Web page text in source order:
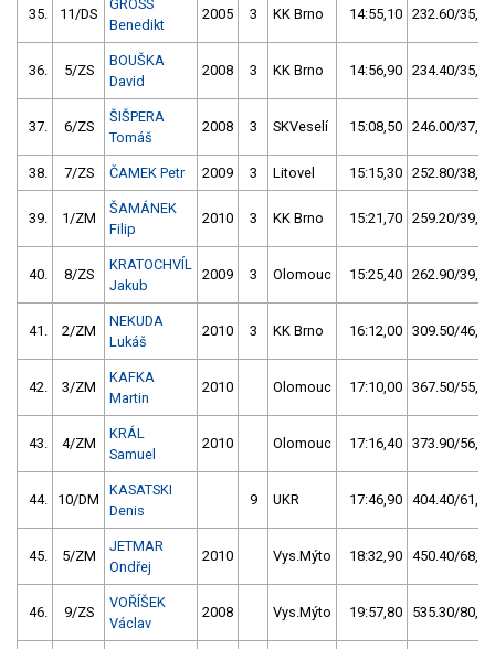
35. 11/DS
GROSS
Benedikt
2005 3 KK Brno 14:55,10 232.60/35,1
36. 5/ZS
BOUŠKA
David
2008 3 KK Brno 14:56,90 234.40/35,4
37. 6/ZS
ŠIŠPERA
Tomáš
2008 3 SKVeselí 15:08,50 246.00/37,1
38. 7/ZS ČAMEK Petr 2009 3 Litovel 15:15,30 252.80/38,2
39. 1/ZM
ŠAMÁNEK
Filip
2010 3 KK Brno 15:21,70 259.20/39,1
40. 8/ZS
KRATOCHVÍL
Jakub
2009 3 Olomouc 15:25,40 262.90/39,7
41. 2/ZM
NEKUDA
Lukáš
2010 3 KK Brno 16:12,00 309.50/46,7
42. 3/ZM
KAFKA
Martin
2010 Olomouc 17:10,00 367.50/55,5
43. 4/ZM
KRÁL
Samuel
2010 Olomouc 17:16,40 373.90/56,4
44. 10/DM
KASATSKI
Denis
9 UKR 17:46,90 404.40/61,0
45. 5/ZM
JETMAR
Ondřej
2010 Vys.Mýto 18:32,90 450.40/68,0
46. 9/ZS
VOŘÍŠEK
Václav
2008 Vys.Mýto 19:57,80 535.30/80,8